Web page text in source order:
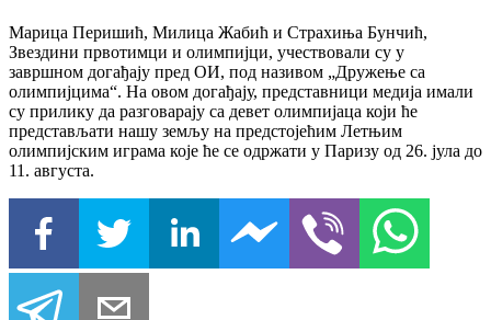
Марица Перишић, Милица Жабић и Страхиња Бунчић,
Звездини првотимци и олимпијци, учествовали су у
завршном догађају пред ОИ, под називом „Дружење са
олимпијцима“. На овом догађају, представници медија имали
су прилику да разговарају са девет олимпијаца који ће
представљати нашу земљу на предстојећим Летњим
олимпијским играма које ће се одржати у Паризу од 26. јула до
11. августа.